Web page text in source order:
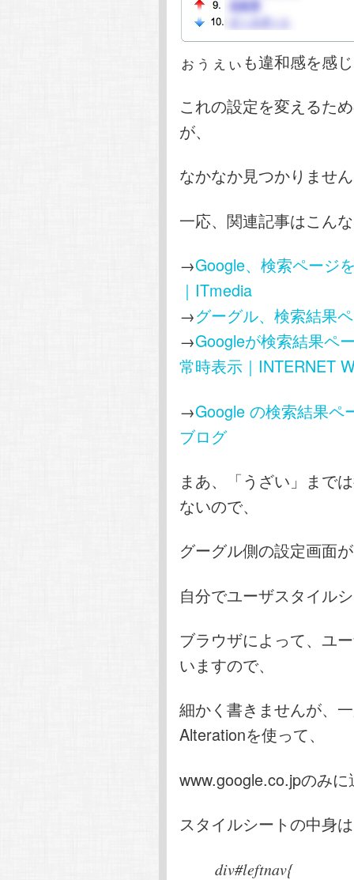
ぉぅぇぃも違和感を感
これの設定を変えるた
が、
なかなか見つかりませ
一応、関連記事はこん
→Google、検索ページ
｜ITmedia
→グーグル、検索結果
→Googleが検索結果ペ
常時表示｜INTERNET
→Google の検索結果ペ
ブログ
まあ、「うざい」まで
ないので、
グーグル側の設定画面
自分でユーザスタイル
ブラウザによって、ユ
いますので、
細かく書きませんが、
Alterationを使って、
www.google.co.jpのみ
スタイルシートの中身
div#leftnav{